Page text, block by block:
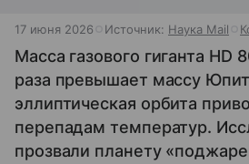
17 июня 2026 Источник: Наука Mail
Масса газового гиганта HD
раза превышает массу
эллиптическая орбита
перепадам температур.
прозвали планету